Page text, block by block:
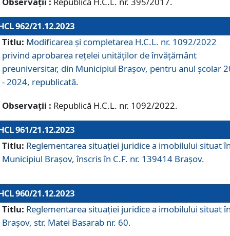
962/21.12.2023
Titlu: Modificarea și completarea H.C.L. nr. 1092/2022
privind aprobarea rețelei unităților de învăţământ
preuniversitar, din Municipiul Braşov, pentru anul școlar
- 2024, republicată.
Observații : Republică H.C.L. nr. 1092/2022.
961/21.12.2023
Titlu: Reglementarea situației juridice a imobilului situat
Municipiul Brașov, înscris în C.F. nr. 139414 Brașov.
960/21.12.2023
Titlu: Reglementarea situației juridice a imobilului situat
Brașov, str. Matei Basarab nr. 60.